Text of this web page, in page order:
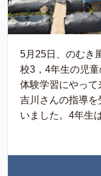
5月25日、のむき
校3，4年生の児
体験学習にやって
吉川さんの指導を
いました。4年生